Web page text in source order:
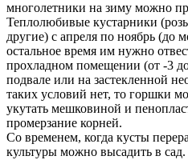
многолетники на зиму можно
Теплолюбивые кустарники
другие) с апреля по ноябрь (до
остальное время им нужно
прохладном помещении (от -3
подвале или на застекленной
таких условий нет, то горшки
укутать мешковиной и
промерзание корней.
Со временем, когда кусты
культуры можно высадить в сад.